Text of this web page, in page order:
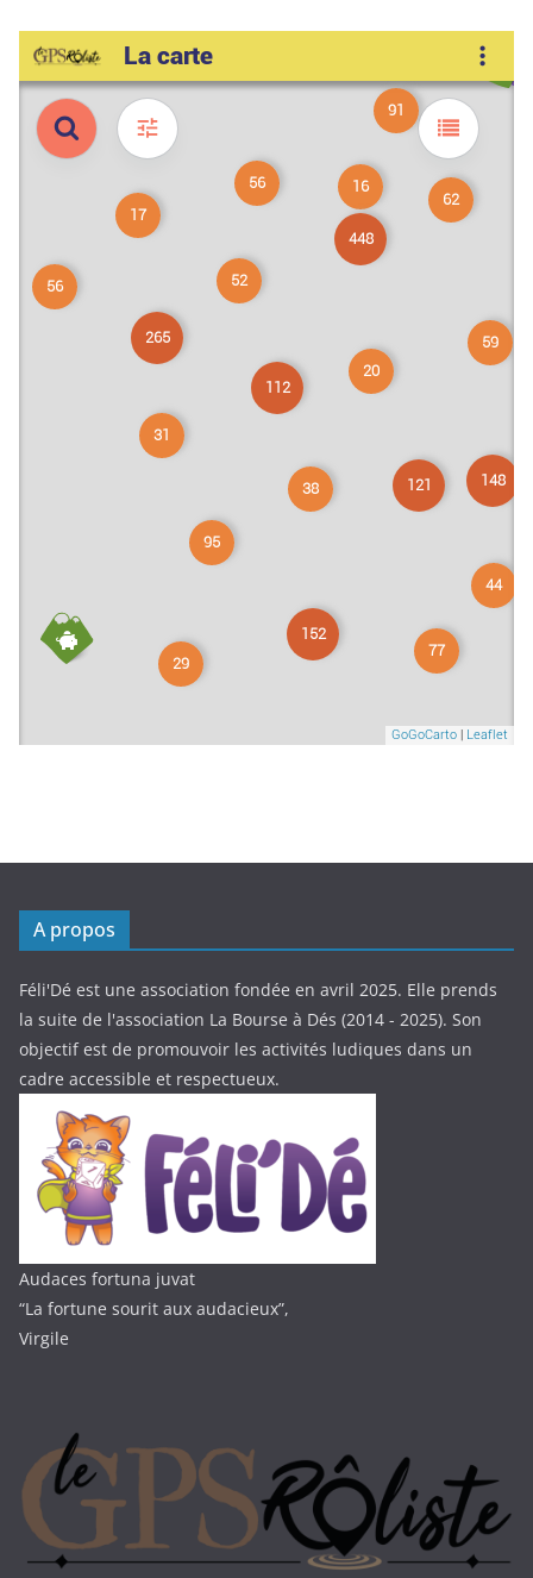
A propos
Féli'Dé est une association fondée en avril 2025. Elle prends
la suite de l'association La Bourse à Dés (2014 - 2025). Son
objectif est de promouvoir les activités ludiques dans un
cadre accessible et respectueux.
Audaces fortuna juvat
“La fortune sourit aux audacieux”,
Virgile